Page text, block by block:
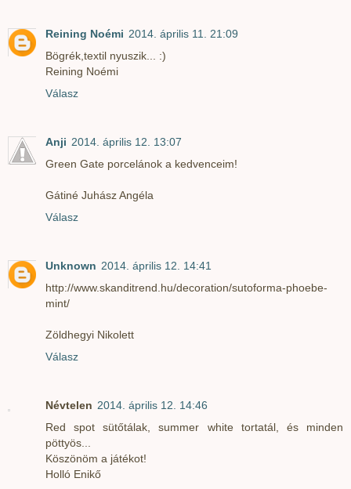
Reining Noémi 2014. április 11. 21:09
Bögrék,textil nyuszik... :)
Reining Noémi
Válasz
Anji 2014. április 12. 13:07
Green Gate porcelánok a kedvenceim!
Gátiné Juhász Angéla
Válasz
Unknown 2014. április 12. 14:41
http://www.skanditrend.hu/decoration/sutoforma-phoebe-
mint/
Zöldhegyi Nikolett
Válasz
Névtelen 2014. április 12. 14:46
Red spot sütőtálak, summer white tortatál, és minden
pöttyös...
Köszönöm a játékot!
Holló Enikő